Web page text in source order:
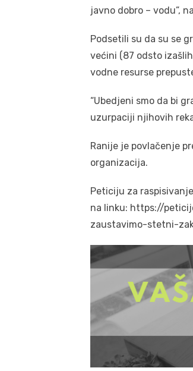
javno dobro – vodu”,
Podsetili su da su se
većini (87 odsto
vodne resurse
“Ubedjeni smo da bi
uzurpaciji njihovih
Ranije je povlačenje
organizacija.
Peticiju za
na linku: https://
zaustavimo-stetni-